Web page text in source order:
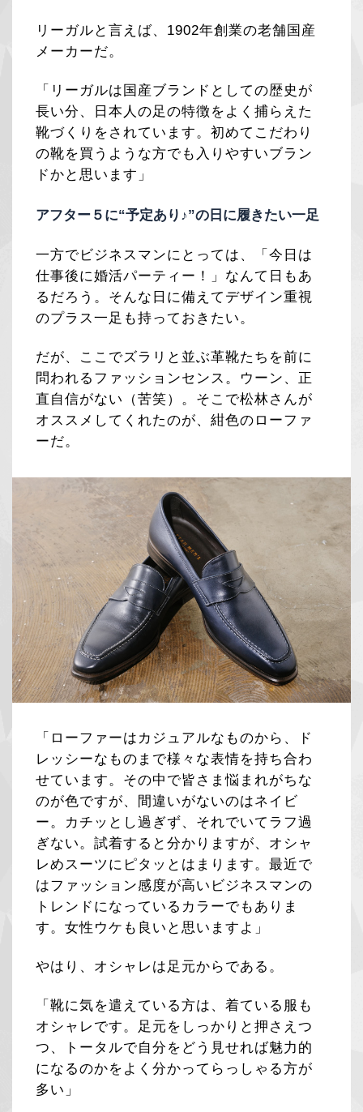
リーガルと言えば、1902年創業の老舗国産
メーカーだ。
「リーガルは国産ブランドとしての歴史が
長い分、日本人の足の特徴をよく捕らえた
靴づくりをされています。初めてこだわり
の靴を買うような方でも入りやすいブラン
ドかと思います」
アフター５に“予定あり♪”の日に履きたい一足
一方でビジネスマンにとっては、「今日は
仕事後に婚活パーティー！」なんて日もあ
るだろう。そんな日に備えてデザイン重視
のプラス一足も持っておきたい。
だが、ここでズラリと並ぶ革靴たちを前に
問われるファッションセンス。ウーン、正
直自信がない（苦笑）。そこで松林さんが
オススメしてくれたのが、紺色のローファ
ーだ。
「ローファーはカジュアルなものから、ド
レッシーなものまで様々な表情を持ち合わ
せています。その中で皆さま悩まれがちな
のが色ですが、間違いがないのはネイビ
ー。カチッとし過ぎず、それでいてラフ過
ぎない。試着すると分かりますが、オシャ
レめスーツにピタッとはまります。最近で
はファッション感度が高いビジネスマンの
トレンドになっているカラーでもありま
す。女性ウケも良いと思いますよ」
やはり、オシャレは足元からである。
「靴に気を遣えている方は、着ている服も
オシャレです。足元をしっかりと押さえつ
つ、トータルで自分をどう見せれば魅力的
になるのかをよく分かってらっしゃる方が
多い」